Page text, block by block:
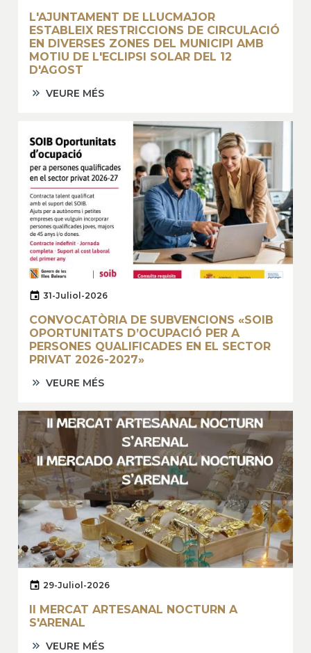
L'AJUNTAMENT DE LLUCMAJOR
ESTABLEIX RESTRICCIONS DE CIRCULACIÓ
EN DIVERSES ZONES DEL MUNICIPI AMB
MOTIU DE L'ECLIPSI SOLAR DEL 12
D'AGOST
VEURE MÉS
31-Juliol-2026
CONVOCATÒRIA DE SUBVENCIONS «SOIB
OPORTUNITATS D’OCUPACIÓ PER A
PERSONES QUALIFICADES EN EL SECTOR
PRIVAT 2026-2027»
VEURE MÉS
29-Juliol-2026
II MERCAT ARTESANAL NOCTURN A
S'ARENAL
VEURE MÉS